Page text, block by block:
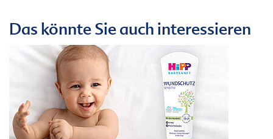
Das könnte Sie auch interessieren